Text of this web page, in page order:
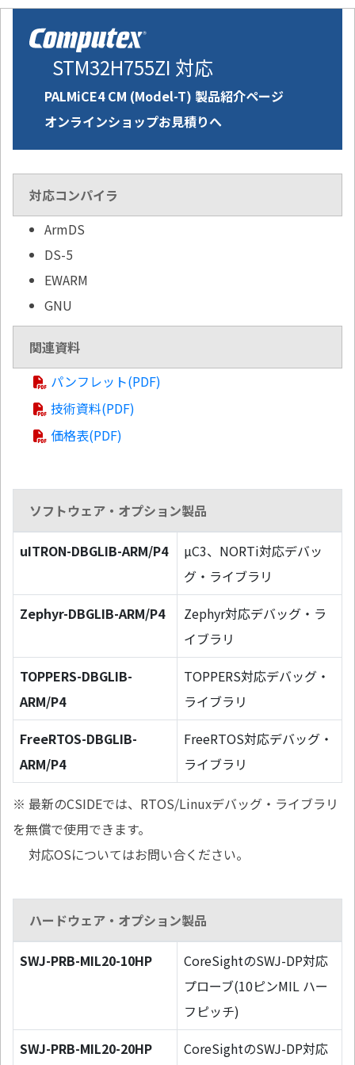
STM32H755ZI 対応
PALMiCE4 CM (Model-T) 製品紹介ページ
オンラインショップお見積りへ
対応コンパイラ
ArmDS
DS-5
EWARM
GNU
関連資料
パンフレット(PDF)
技術資料(PDF)
価格表(PDF)
ソフトウェア・オプション製品
uITRON-DBGLIB-ARM/P4
µC3、NORTi対応デバッ
グ・ライブラリ
Zephyr-DBGLIB-ARM/P4
Zephyr対応デバッグ・ラ
イブラリ
TOPPERS-DBGLIB-
ARM/P4
TOPPERS対応デバッグ・
ライブラリ
FreeRTOS-DBGLIB-
ARM/P4
FreeRTOS対応デバッグ・
ライブラリ
※ 最新のCSIDEでは、RTOS/Linuxデバッグ・ライブラリ
を無償で使用できます。
対応OSについてはお問い合ください。
ハードウェア・オプション製品
SWJ-PRB-MIL20-10HP
CoreSightのSWJ-DP対応
プローブ(10ピンMIL ハー
フピッチ)
SWJ-PRB-MIL20-20HP
CoreSightのSWJ-DP対応